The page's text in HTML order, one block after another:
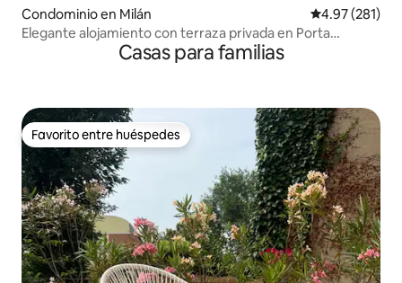
Condominio en Milán Calificación
4.97 (281)
Elegante alojamiento con terraza privada en Porta
Casas para familias
Favorito entre huéspedes
Favorito entre huéspedes